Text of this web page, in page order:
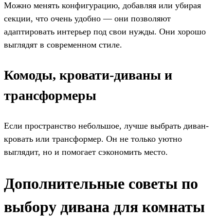
Можно менять конфигурацию, добавляя или убирая
секции, что очень удобно — они позволяют
адаптировать интерьер под свои нужды. Они хорошо
выглядят в современном стиле.
Комоды, кровати-диваны и
трансформеры
Если пространство небольшое, лучше выбрать диван-
кровать или трансформер. Он не только уютно
выглядит, но и помогает сэкономить место.
Дополнительные советы по
выбору дивана для комнаты